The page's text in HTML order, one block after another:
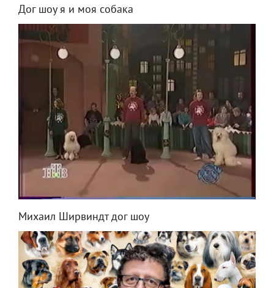
Дог шоу я и моя собака
Михаил Ширвиндт дог шоу